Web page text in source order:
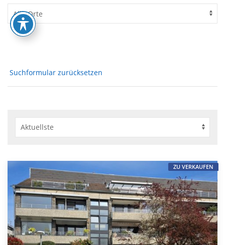
Suchformular zurücksetzen
ZU VERKAUFEN